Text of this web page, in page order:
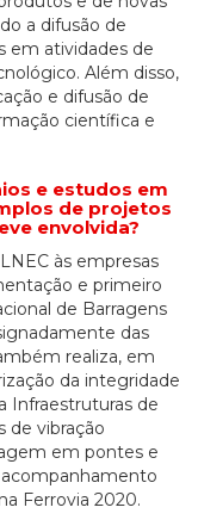
a difusão de
em atividades de
Além disso,
e difusão de
científica e
e estudos em
de projetos
envolvida?
às empresas
e primeiro
de Barragens
das
realiza, em
da integridade
Infraestruturas de
de vibração
em pontes e
Ferrovia 2020.